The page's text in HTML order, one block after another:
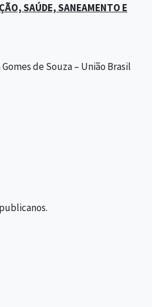
SAÚDE, SANEAMENTO E
de Souza – União Brasil